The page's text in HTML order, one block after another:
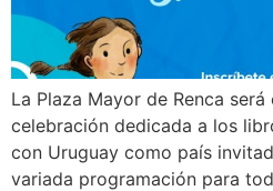
La Plaza Mayor de Renca
celebración dedicada a los
con Uruguay como país
variada programación para